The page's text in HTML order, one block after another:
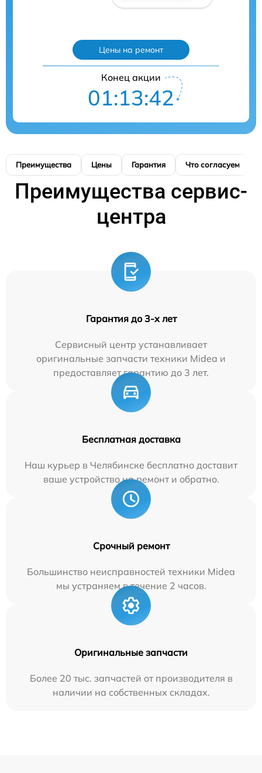
Цены на ремонт
Конец акции
01:13:41
Преимущества Цены Гарантия Что согласуем
Преимущества сервис-
центра
Гарантия до 3-х лет
Сервисный центр устанавливает
оригинальные запчасти техники Midea и
предоставляет гарантию до 3 лет.
Бесплатная доставка
Наш курьер в Челябинске бесплатно доставит
ваше устройство на ремонт и обратно.
Срочный ремонт
Большинство неисправностей техники Midea
мы устраняем в течение 2 часов.
Оригинальные запчасти
Более 20 тыс. запчастей от производителя в
наличии на собственных складах.